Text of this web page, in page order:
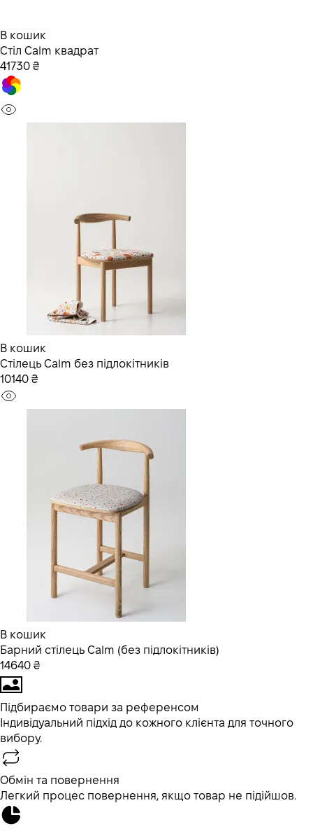
В кошик
Стіл Calm квадрат
41730 ₴
В кошик
Стілець Calm без підлокітників
10140 ₴
В кошик
Барний стілець Calm (без підлокітників)
14640 ₴
Підбираємо товари за референсом
Індивідуальний підхід до кожного клієнта для точного
вибору.
Обмін та повернення
Легкий процес повернення, якщо товар не підійшов.